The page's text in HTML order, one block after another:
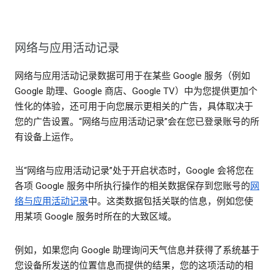
网络与应用活动记录
网络与应用活动记录数据可用于在某些 Google 服务（例如
Google 助理、Google 商店、Google TV）中为您提供更加个
性化的体验，还可用于向您展示更相关的广告，具体取决于
您的广告设置。“网络与应用活动记录”会在您已登录账号的所
有设备上运作。
当“网络与应用活动记录”处于开启状态时，Google 会将您在
各项 Google 服务中所执行操作的相关数据保存到您账号的网
络与应用活动记录中。这类数据包括关联的信息，例如您使
用某项 Google 服务时所在的大致区域。
例如，如果您向 Google 助理询问天气信息并获得了系统基于
您设备所发送的位置信息而提供的结果，您的这项活动的相